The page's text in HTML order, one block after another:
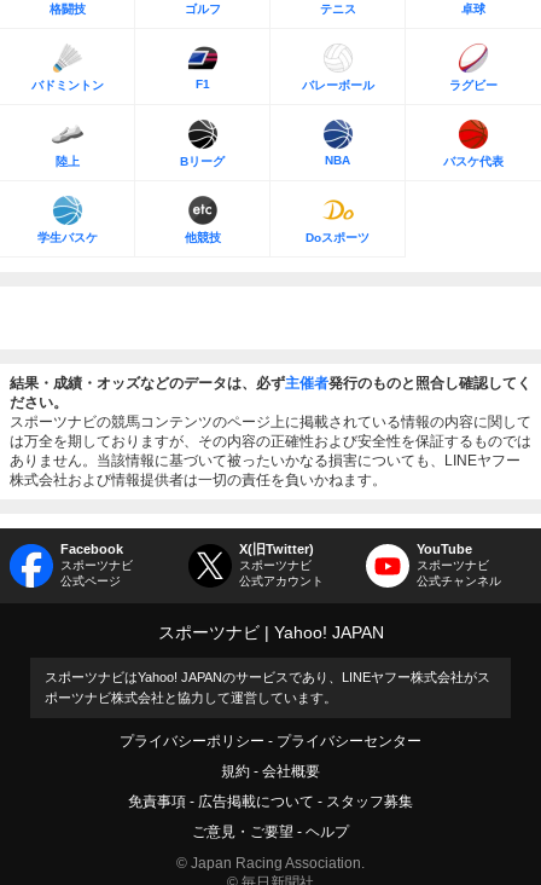
格闘技 ゴルフ テニス 卓球
バドミントン F1 バレーボール ラグビー
陸上 Bリーグ NBA バスケ代表
学生バスケ 他競技 Doスポーツ
結果・成績・オッズなどのデータは、必ず主催者発行のものと照合し確認してく
ださい。
スポーツナビの競馬コンテンツのページ上に掲載されている情報の内容に関して
は万全を期しておりますが、その内容の正確性および安全性を保証するものでは
ありません。当該情報に基づいて被ったいかなる損害についても、LINEヤフー
株式会社および情報提供者は一切の責任を負いかねます。
Facebook
スポーツナビ
公式ページ
X(旧Twitter)
スポーツナビ
公式アカウント
YouTube
スポーツナビ
公式チャンネル
スポーツナビ Yahoo! JAPAN
スポーツナビはYahoo! JAPANのサービスであり、LINEヤフー株式会社がス
ポーツナビ株式会社と協力して運営しています。
プライバシーポリシー
プライバシーセンター
規約
会社概要
免責事項
広告掲載について
スタッフ募集
ご意見・ご要望
ヘルプ
© Japan Racing Association.